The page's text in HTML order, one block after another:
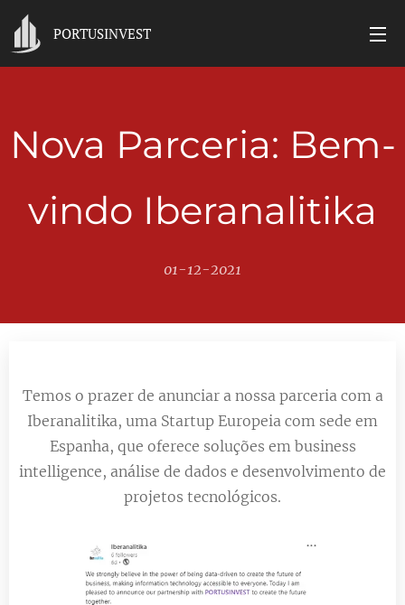
PORTUSINVEST
Nova Parceria: Bem-
vindo Iberanalitika
01-12-2021
Temos o prazer de anunciar a nossa parceria com a
Iberanalitika, uma Startup Europeia com sede em
Espanha, que oferece soluções em business
intelligence, análise de dados e desenvolvimento de
projetos tecnológicos.